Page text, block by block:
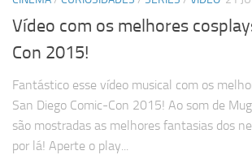
Vídeo com os melhores
Con 2015!
Fantástico esse vídeo musical com os
San Diego Comic-Con 2015! Ao som de
são mostradas as melhores fantasias dos
por lá! Aperte o play...